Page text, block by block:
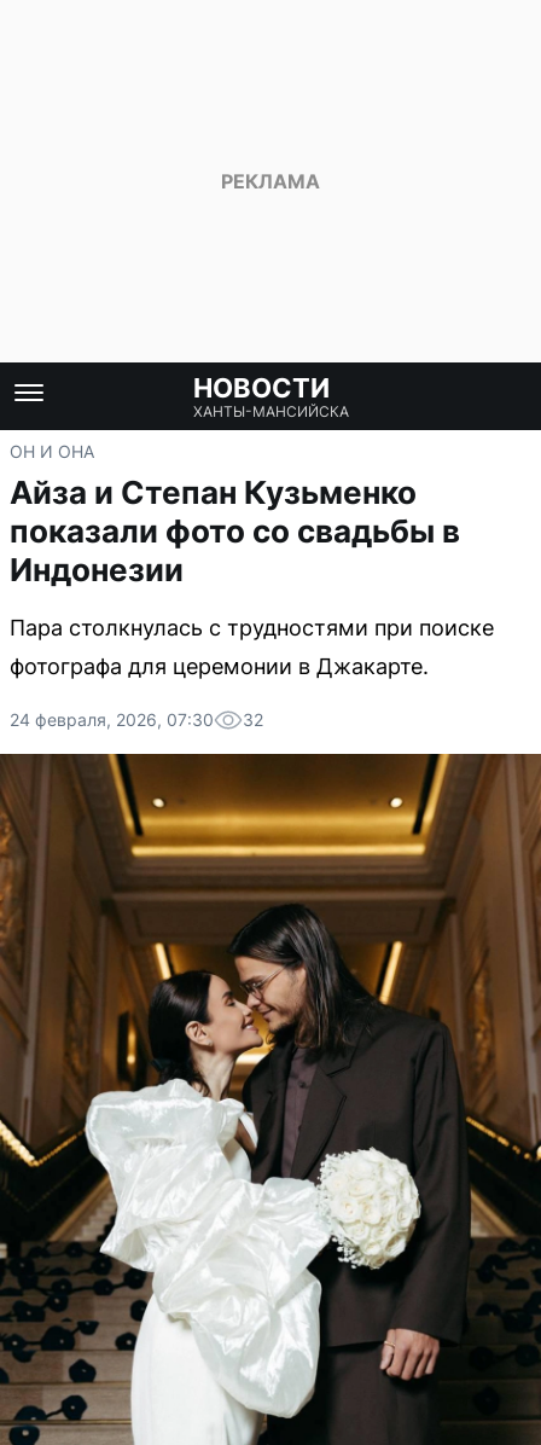
НОВОСТИ
ХАНТЫ-МАНСИЙСКА
ОН И ОНА
Айза и Степан Кузьменко
показали фото со свадьбы в
Индонезии
Пара столкнулась с трудностями при поиске
фотографа для церемонии в Джакарте.
24 февраля, 2026, 07:30 32